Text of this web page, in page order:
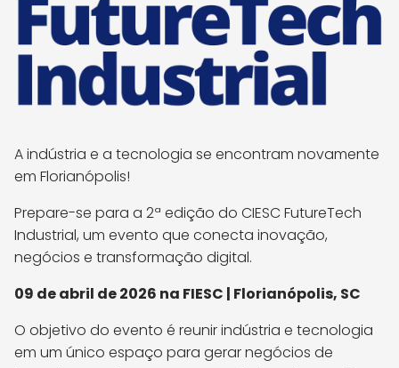
A indústria e a tecnologia se encontram novamente
em Florianópolis!
Prepare-se para a 2ª edição do CIESC FutureTech
Industrial, um evento que conecta inovação,
negócios e transformação digital.
09 de abril de 2026 na FIESC | Florianópolis, SC
O objetivo do evento é reunir indústria e tecnologia
em um único espaço para gerar negócios de